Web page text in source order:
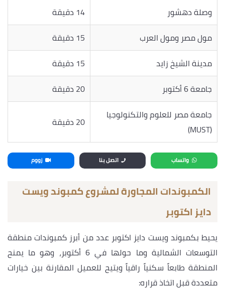
وصلة دهشور
14 دقيقة
مول مصر ومول العرب
15 دقيقة
مدينة الشيخ زايد
15 دقيقة
جامعة 6 أكتوبر
20 دقيقة
جامعة مصر للعلوم والتكنولوجيا
(MUST)
20 دقيقة
واتساب اتصل بنا زووم
الكمبوندات المجاورة لمشروع كمبوند ويست
دايز اكتوبر
يحيط بكمبوند ويست دايز اكتوبر عدد من أبرز كمبوندات منطقة
التوسعات الشمالية وما حولها في 6 أكتوبر، وهو ما يمنح
المنطقة طابعاً سكنياً راقياً ويتيح للعميل المقارنة بين خيارات
متعددة قبل اتخاذ قراره: